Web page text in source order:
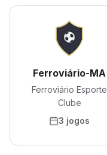
Ferroviário-MA
Ferroviário Esporte
Clube
3 jogos